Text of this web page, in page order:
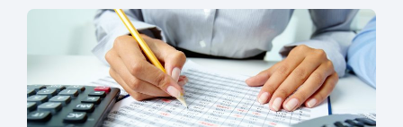
koji još nemaju licenciju da pokrenu postupak
licenciranja kako bi budućim učenicima omogućili
kvalitetno i sigurno stjecanje praktičnih znanja, a
istodobno ulagali u razvoj […]